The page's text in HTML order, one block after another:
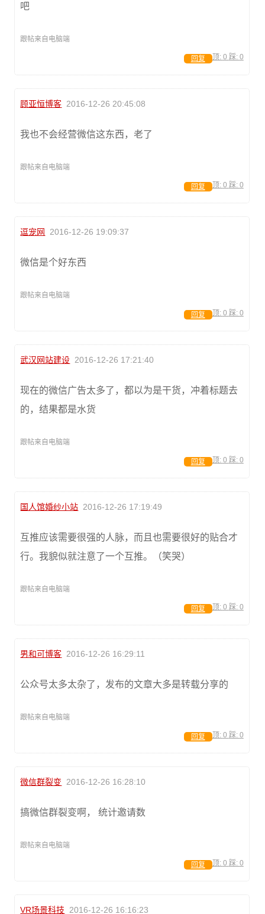
吧
跟帖来自电脑端
顶: 0 踩: 0
回复
顾亚恒博客 2016-12-26 20:45:08
我也不会经营微信这东西，老了
跟帖来自电脑端
顶: 0 踩: 0
回复
逗宠网 2016-12-26 19:09:37
微信是个好东西
跟帖来自电脑端
顶: 0 踩: 0
回复
武汉网站建设 2016-12-26 17:21:40
现在的微信广告太多了，都以为是干货，冲着标题去
的，结果都是水货
跟帖来自电脑端
顶: 0 踩: 0
回复
国人馆婚纱小站 2016-12-26 17:19:49
互推应该需要很强的人脉，而且也需要很好的贴合才
行。我貌似就注意了一个互推。（笑哭）
跟帖来自电脑端
顶: 0 踩: 0
回复
男和可博客 2016-12-26 16:29:11
公众号太多太杂了，发布的文章大多是转载分享的
跟帖来自电脑端
顶: 0 踩: 0
回复
微信群裂变 2016-12-26 16:28:10
搞微信群裂变啊， 统计邀请数
跟帖来自电脑端
顶: 0 踩: 0
回复
VR场景科技 2016-12-26 16:16:23